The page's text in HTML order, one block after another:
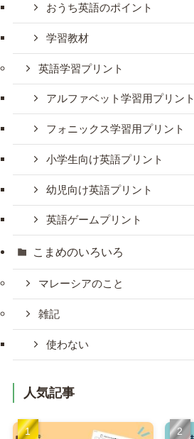
おうち英語のポイント
学習教材
英語学習プリント
アルファベット学習用プリント
フォニックス学習用プリント
小学生向け英語プリント
幼児向け英語プリント
英語ゲームプリント
こまめのいろいろ
マレーシアのこと
雑記
使わない
人気記事